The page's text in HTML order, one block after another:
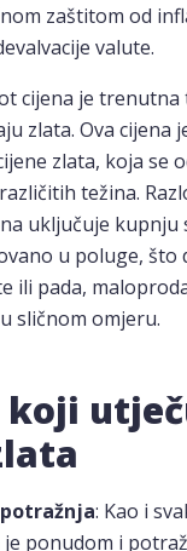
zaštitom od
valute.
cijena je trenutna
zlata. Ova cijena
zlata, koja se
težina.
uključuje kupnju
u poluge, što
ili pada,
sličnom omjeru.
: Kao i
ponudom i